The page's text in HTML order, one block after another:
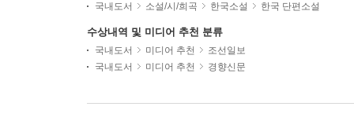
국내도서 소설/시/희곡 한국소설 한국 단편소설
수상내역 및 미디어 추천 분류
국내도서 미디어 추천
조선일보
국내도서
미디어 추천 경향신문